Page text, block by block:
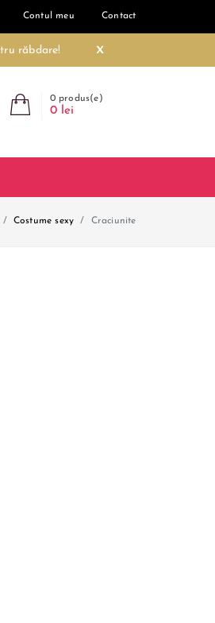
Contul meu Contact
răbdare! x
0 produs(e)
0 lei
Costume sexy Craciunite